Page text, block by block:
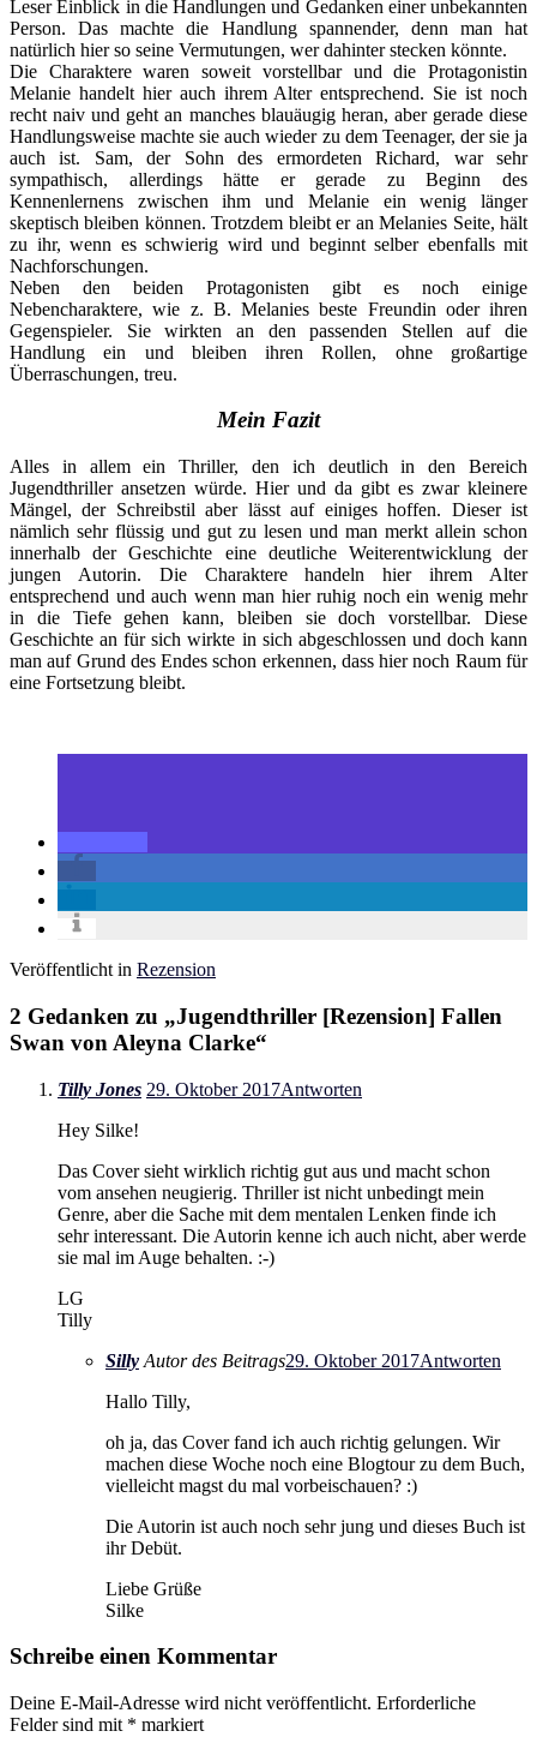
Leser Einblick in die Handlungen und Gedanken einer unbekannten
Person. Das machte die Handlung spannender, denn man hat
natürlich hier so seine Vermutungen, wer dahinter stecken könnte.
Die Charaktere waren soweit vorstellbar und die Protagonistin
Melanie handelt hier auch ihrem Alter entsprechend. Sie ist noch
recht naiv und geht an manches blauäugig heran, aber gerade diese
Handlungsweise machte sie auch wieder zu dem Teenager, der sie ja
auch ist. Sam, der Sohn des ermordeten Richard, war sehr
sympathisch, allerdings hätte er gerade zu Beginn des
Kennenlernens zwischen ihm und Melanie ein wenig länger
skeptisch bleiben können. Trotzdem bleibt er an Melanies Seite, hält
zu ihr, wenn es schwierig wird und beginnt selber ebenfalls mit
Nachforschungen.
Neben den beiden Protagonisten gibt es noch einige
Nebencharaktere, wie z. B. Melanies beste Freundin oder ihren
Gegenspieler. Sie wirkten an den passenden Stellen auf die
Handlung ein und bleiben ihren Rollen, ohne großartige
Überraschungen, treu.
Mein Fazit
Alles in allem ein Thriller, den ich deutlich in den Bereich
Jugendthriller ansetzen würde. Hier und da gibt es zwar kleinere
Mängel, der Schreibstil aber lässt auf einiges hoffen. Dieser ist
nämlich sehr flüssig und gut zu lesen und man merkt allein schon
innerhalb der Geschichte eine deutliche Weiterentwicklung der
jungen Autorin. Die Charaktere handeln hier ihrem Alter
entsprechend und auch wenn man hier ruhig noch ein wenig mehr
in die Tiefe gehen kann, bleiben sie doch vorstellbar. Diese
Geschichte an für sich wirkte in sich abgeschlossen und doch kann
man auf Grund des Endes schon erkennen, dass hier noch Raum für
eine Fortsetzung bleibt.
Veröffentlicht in Rezension
2 Gedanken zu „Jugendthriller [Rezension] Fallen
Swan von Aleyna Clarke“
Tilly Jones 29. Oktober 2017Antworten
Hey Silke!
Das Cover sieht wirklich richtig gut aus und macht schon
vom ansehen neugierig. Thriller ist nicht unbedingt mein
Genre, aber die Sache mit dem mentalen Lenken finde ich
sehr interessant. Die Autorin kenne ich auch nicht, aber werde
sie mal im Auge behalten. :-)
LG
Tilly
Silly Autor des Beitrags29. Oktober 2017Antworten
Hallo Tilly,
oh ja, das Cover fand ich auch richtig gelungen. Wir
machen diese Woche noch eine Blogtour zu dem Buch,
vielleicht magst du mal vorbeischauen? :)
Die Autorin ist auch noch sehr jung und dieses Buch ist
ihr Debüt.
Liebe Grüße
Silke
Schreibe einen Kommentar
Deine E-Mail-Adresse wird nicht veröffentlicht. Erforderliche
Felder sind mit * markiert